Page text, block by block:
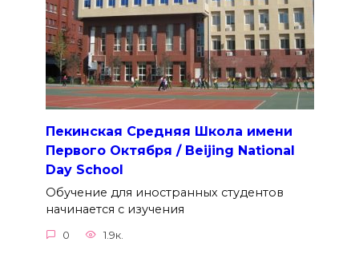
Пекинская Средняя Школа имени
Первого Октября / Beijing National
Day School
Обучение для иностранных студентов
начинается с изучения
0 1.9к.